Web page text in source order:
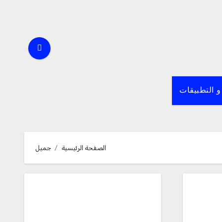
و التطبيقات
الصفحة الرئيسية جميل